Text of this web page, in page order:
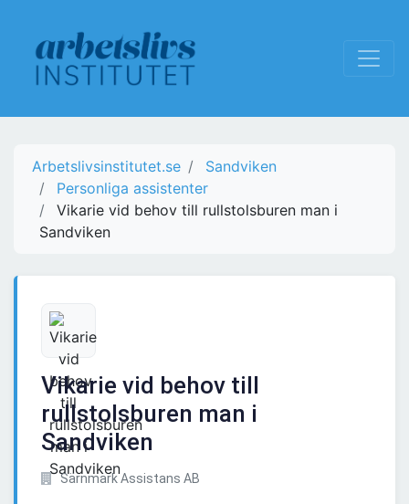
Arbetslivsinstitutet.se
Sandviken
Personliga assistenter
Vikarie vid behov till rullstolsburen man i
Sandviken
Vikarie vid behov till
rullstolsburen man i
Sandviken
Särnmark Assistans AB